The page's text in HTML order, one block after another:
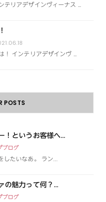
テリアデザインヴィーナス …
！ インテリアデザインヴ …
POSTS
！というお客様へ...
ブログ
したいなあ。 ラン...
の魅力って何？...
ブログ